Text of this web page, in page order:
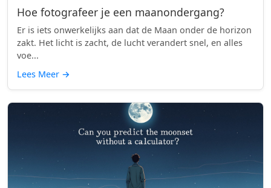
Hoe fotografeer je een maanondergang?
Er is iets onwerkelijks aan dat de Maan onder de horizon
zakt. Het licht is zacht, de lucht verandert snel, en alles
voe...
Lees Meer →